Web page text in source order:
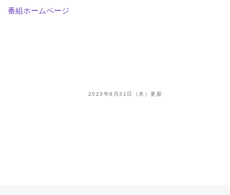
番組ホームページ
2023年8月31日（木）更新